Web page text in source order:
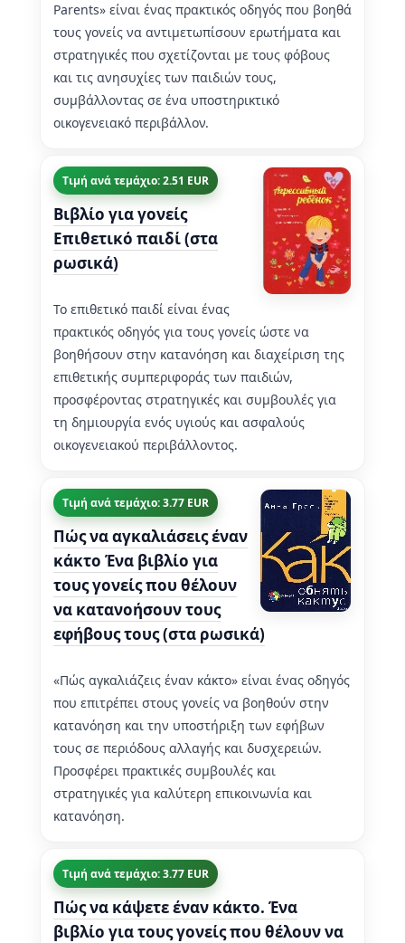
Parents» είναι ένας πρακτικός οδηγός που βοηθά
τους γονείς να αντιμετωπίσουν ερωτήματα και
στρατηγικές που σχετίζονται με τους φόβους
και τις ανησυχίες των παιδιών τους,
συμβάλλοντας σε ένα υποστηρικτικό
οικογενειακό περιβάλλον.
Τιμή ανά τεμάχιο: 2.51 EUR
Βιβλίο για γονείς
Επιθετικό παιδί (στα
ρωσικά)
Το επιθετικό παιδί είναι ένας
πρακτικός οδηγός για τους γονείς ώστε να
βοηθήσουν στην κατανόηση και διαχείριση της
επιθετικής συμπεριφοράς των παιδιών,
προσφέροντας στρατηγικές και συμβουλές για
τη δημιουργία ενός υγιούς και ασφαλούς
οικογενειακού περιβάλλοντος.
Τιμή ανά τεμάχιο: 3.77 EUR
Πώς να αγκαλιάσεις έναν
κάκτο Ένα βιβλίο για
τους γονείς που θέλουν
να κατανοήσουν τους
εφήβους τους (στα ρωσικά)
«Πώς αγκαλιάζεις έναν κάκτο» είναι ένας οδηγός
που επιτρέπει στους γονείς να βοηθούν στην
κατανόηση και την υποστήριξη των εφήβων
τους σε περιόδους αλλαγής και δυσχερειών.
Προσφέρει πρακτικές συμβουλές και
στρατηγικές για καλύτερη επικοινωνία και
κατανόηση.
Τιμή ανά τεμάχιο: 3.77 EUR
Πώς να κάψετε έναν κάκτο. Ένα
βιβλίο για τους γονείς που θέλουν να